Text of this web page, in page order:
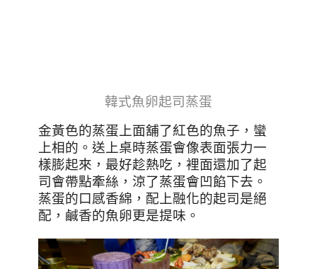
韓式魚卵起司蒸蛋
金黃色的蒸蛋上面舖了紅色的魚子，蠻
上相的。送上桌時蒸蛋會像表面張力一
樣膨起來，最好趁熱吃，裡面還加了起
司會帶點牽絲，涼了蒸蛋會凹餡下去。
蒸蛋的口感香綿，配上融化的起司是絕
配，鹹香的魚卵更是提味。